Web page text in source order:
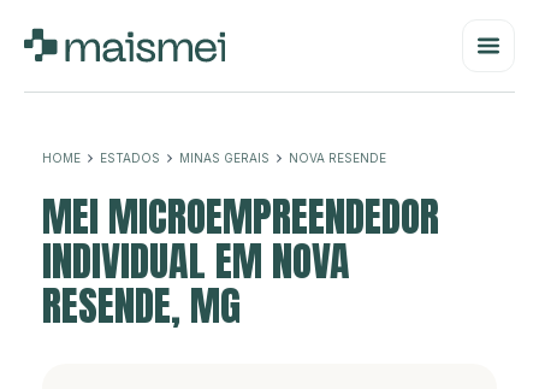
HOME ESTADOS MINAS GERAIS NOVA RESENDE
MEI MICROEMPREENDEDOR
INDIVIDUAL EM NOVA
RESENDE, MG